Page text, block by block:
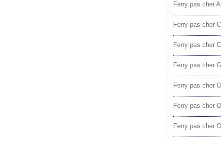
Ferry pas cher
Ferry pas cher
Ferry pas cher
Ferry pas cher
Ferry pas cher
Ferry pas cher
Ferry pas cher